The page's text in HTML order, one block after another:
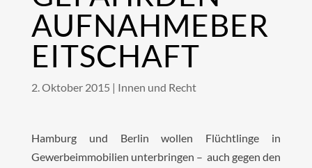
AUFNAHMEBER
EITSCHAFT
2. Oktober 2015 | Innen und Recht
Hamburg und Berlin wollen Flüchtlinge in
Gewerbeimmobilien unterbringen – auch gegen den